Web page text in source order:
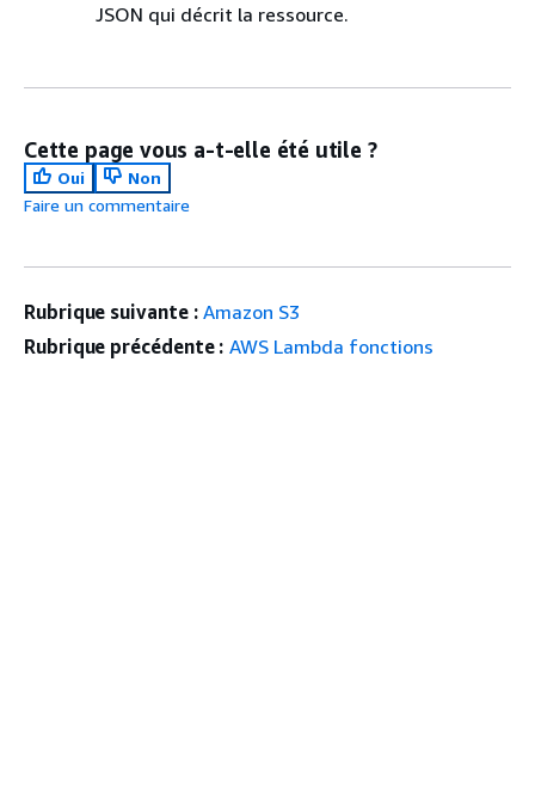
JSON qui décrit la ressource.
Cette page vous a-t-elle été utile ?
Oui
Non
Faire un commentaire
Rubrique suivante : Amazon S3
Rubrique précédente : AWS Lambda fonctions